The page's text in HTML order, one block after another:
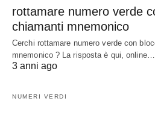
rottamare numero verde
chiamanti mnemonico
Cerchi rottamare numero verde con
mnemonico ? La risposta è qui, online…
3 anni ago
NUMERI VERDI